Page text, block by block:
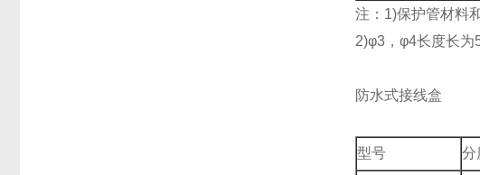
注：1)保护管材料
2)φ3，φ4长度长为
防水式接线盒
型号 分